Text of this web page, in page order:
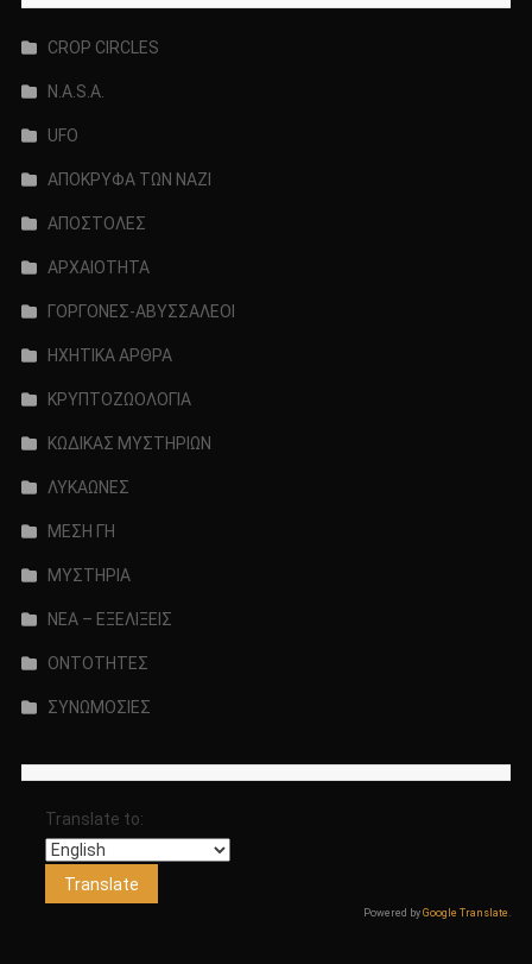
CROP CIRCLES
N.A.S.A.
UFO
ΑΠΟΚΡΥΦΑ ΤΩΝ ΝΑΖΙ
ΑΠΟΣΤΟΛΕΣ
ΑΡΧΑΙΟΤΗΤΑ
ΓΟΡΓΟΝΕΣ-ΑΒΥΣΣΑΛΕΟΙ
ΗΧΗΤΙΚΑ ΑΡΘΡΑ
ΚΡΥΠΤΟΖΩΟΛΟΓΙΑ
ΚΩΔΙΚΑΣ ΜΥΣΤΗΡΙΩΝ
ΛΥΚΑΩΝΕΣ
ΜΕΣΗ ΓΗ
ΜΥΣΤΗΡΙΑ
ΝΕΑ – ΕΞΕΛΙΞΕΙΣ
ΟΝΤΟΤΗΤΕΣ
ΣΥΝΩΜΟΣΙΕΣ
Translate to:
Powered byGoogle Translate .